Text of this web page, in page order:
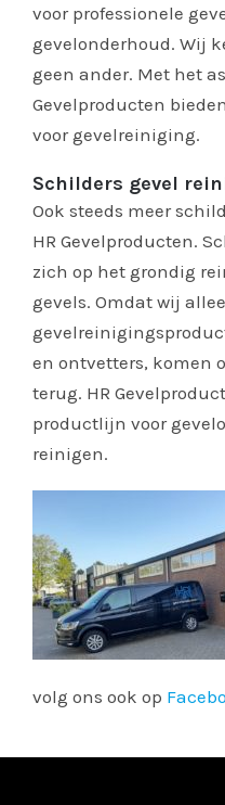
voor professionele
gevelonderhoud. Wij
geen ander. Met het
Gevelproducten
voor gevelreiniging.
Schilders gevel
Ook steeds meer
HR Gevelproducten.
zich op het grondig
gevels. Omdat wij
en ontvetters, komen
terug. HR
productlijn voor
reinigen.
volg ons ook op